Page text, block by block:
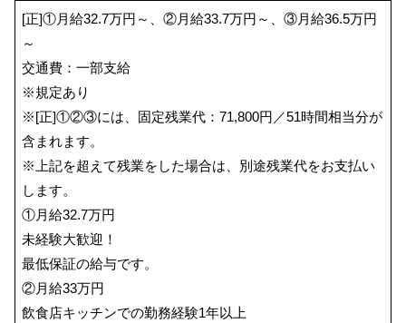
[正]①月給32.7万円～、②月給33.7万円～、③月給36.5万円
～
交通費：一部支給
※規定あり
※[正]①②③には、固定残業代：71,800円／51時間相当分が
含まれます。
※上記を超えて残業をした場合は、別途残業代をお支払い
します。
①月給32.7万円
未経験大歓迎！
最低保証の給与です。
②月給33万円
飲食店キッチンでの勤務経験1年以上